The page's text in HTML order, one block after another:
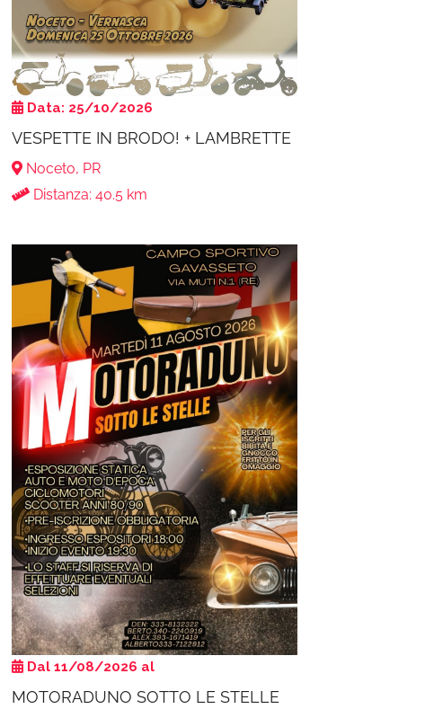
Data: 25/10/2026
VESPETTE IN BRODO! + LAMBRETTE
Noceto, PR
Distanza: 40.5 km
Dal 11/08/2026 al
MOTORADUNO SOTTO LE STELLE